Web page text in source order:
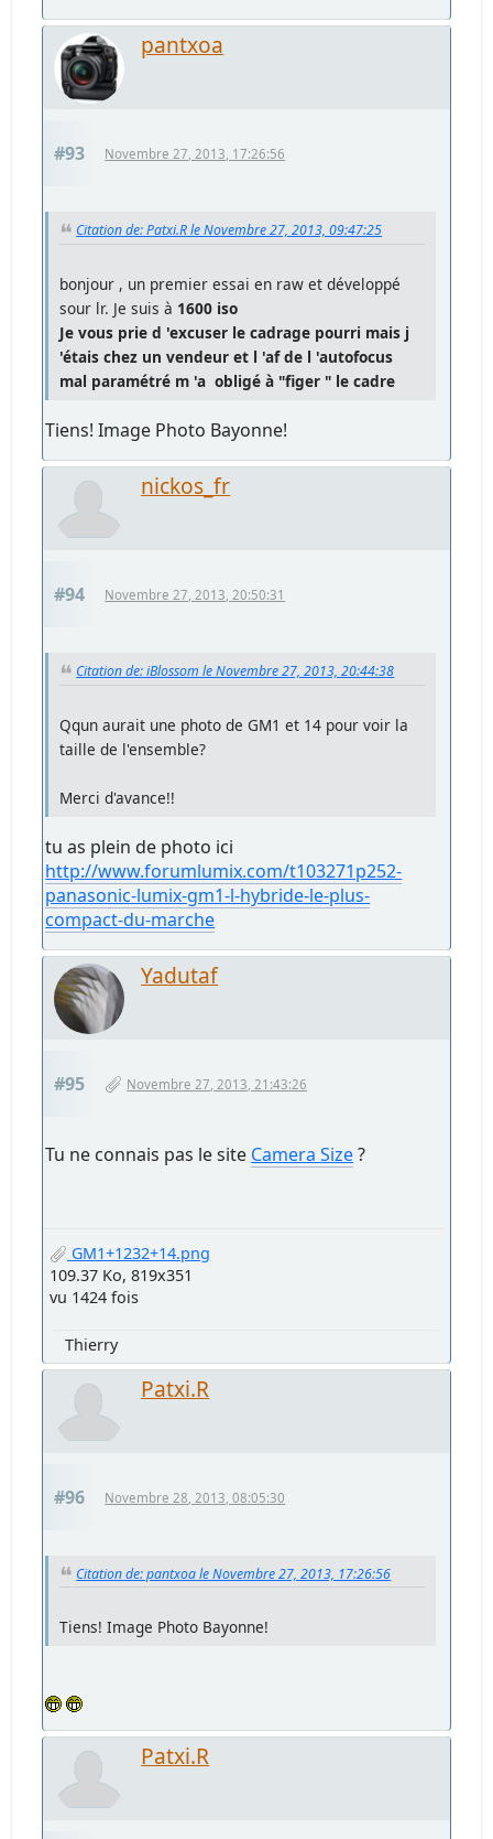
pantxoa
#93 Novembre 27, 2013, 17:26:56
Citation de: Patxi.R le Novembre 27, 2013, 09:47:25
bonjour , un premier essai en raw et développé
sour lr. Je suis à 1600 iso
Je vous prie d 'excuser le cadrage pourri mais j
'étais chez un vendeur et l 'af de l 'autofocus
mal paramétré m 'a obligé à "figer " le cadre
Tiens! Image Photo Bayonne!
nickos_fr
#94 Novembre 27, 2013, 20:50:31
Citation de: iBlossom le Novembre 27, 2013, 20:44:38
Qqun aurait une photo de GM1 et 14 pour voir la
taille de l'ensemble?
Merci d'avance!!
tu as plein de photo ici
http://www.forumlumix.com/t103271p252-
panasonic-lumix-gm1-l-hybride-le-plus-
compact-du-marche
Yadutaf
#95 Novembre 27, 2013, 21:43:26
Tu ne connais pas le site Camera Size?
GM1+1232+14.png
109.37 Ko, 819x351
vu 1424 fois
Thierry
Patxi.R
#96 Novembre 28, 2013, 08:05:30
Citation de: pantxoa le Novembre 27, 2013, 17:26:56
Tiens! Image Photo Bayonne!
Patxi.R